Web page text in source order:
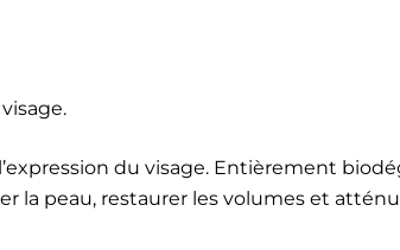
du visage. Entièrement
la peau, restaurer les volumes et